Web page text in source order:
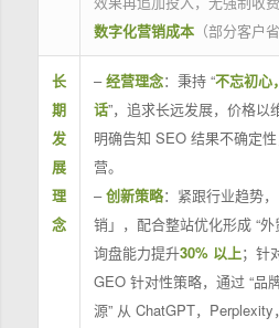
数字化营销成本（部分客户
长
期
发
展
理
念
–经营理念：秉持 “不忘初心
话”，追求长远发展，价格以
明确告知 SEO 结果不确定
营。
–创新策略：紧跟行业趋势
销」，配合整站优化形成 “
询盘能力提升30% 以上；针
GEO 针对性策略，通过 “品
源” 从 ChatGPT，